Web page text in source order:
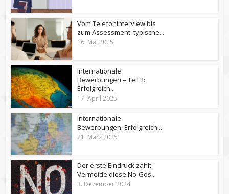
Vom Telefoninterview bis
zum Assessment: typische...
16. Mai 2025
Internationale
Bewerbungen – Teil 2:
Erfolgreich...
17. April 2025
Internationale
Bewerbungen: Erfolgreich...
21. März 2025
Der erste Eindruck zählt:
Vermeide diese No-Gos...
3. Dezember 2024